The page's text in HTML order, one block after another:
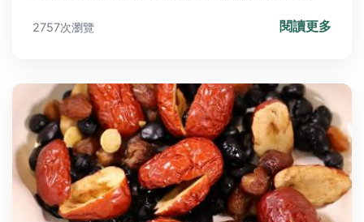
這款傳統點心。
2757次瀏覽 閱讀更多